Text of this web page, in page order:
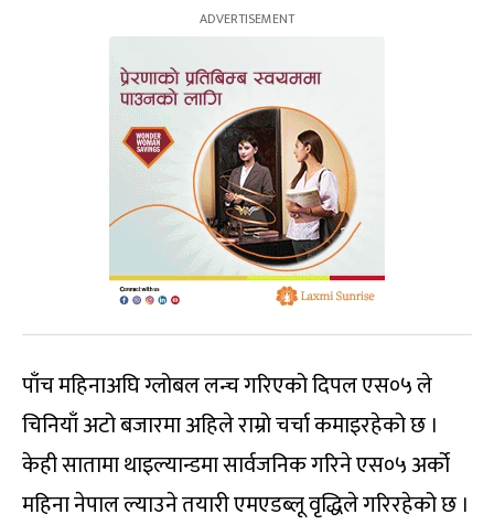
पाँच महिनाअघि ग्लोबल लन्च गरिएको दिपल एस०५ ले
चिनियाँ अटो बजारमा अहिले राम्रो चर्चा कमाइरहेको छ ।
केही सातामा थाइल्यान्डमा सार्वजनिक गरिने एस०५ अर्को
महिना नेपाल ल्याउने तयारी एमएडब्लू वृद्धिले गरिरहेको छ ।